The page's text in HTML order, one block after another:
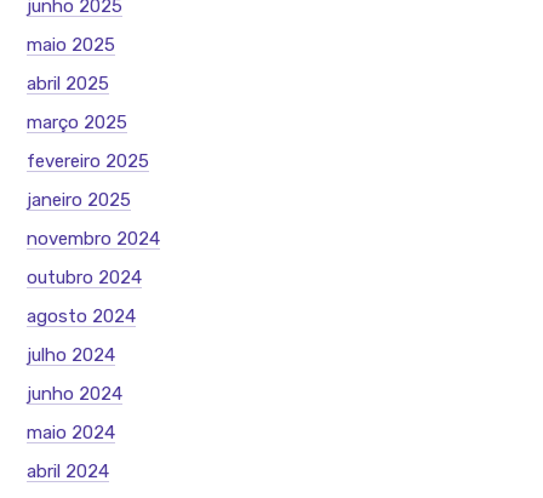
junho 2025
maio 2025
abril 2025
março 2025
fevereiro 2025
janeiro 2025
novembro 2024
outubro 2024
agosto 2024
julho 2024
junho 2024
maio 2024
abril 2024